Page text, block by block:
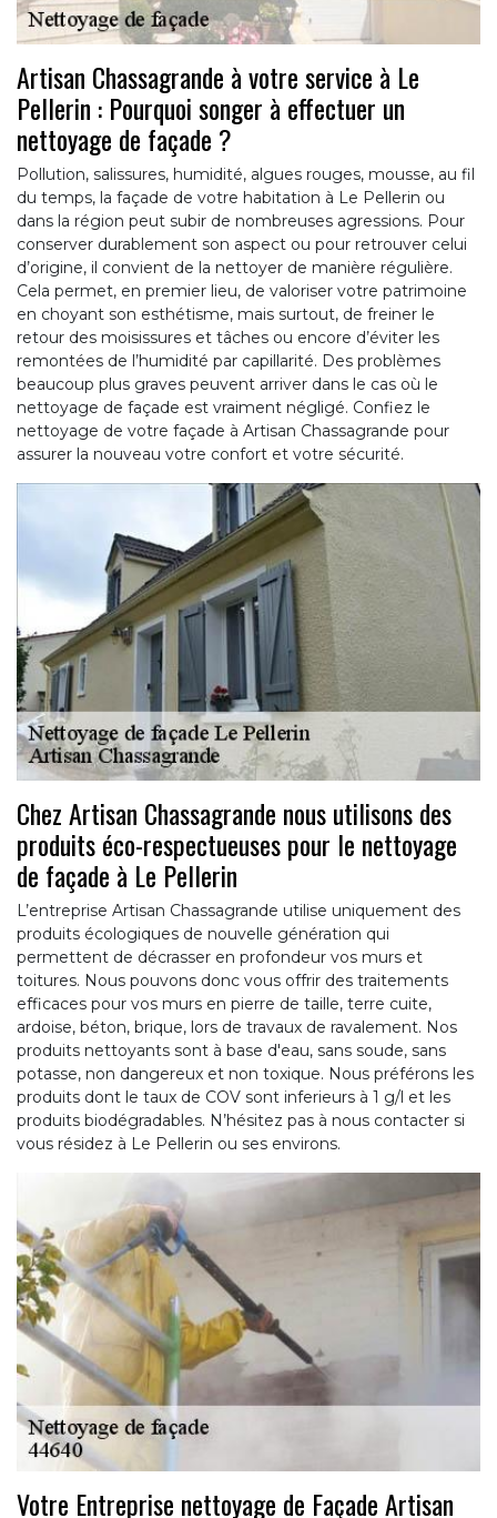
Artisan Chassagrande à votre service à Le
Pellerin : Pourquoi songer à effectuer un
nettoyage de façade ?
Pollution, salissures, humidité, algues rouges, mousse, au fil
du temps, la façade de votre habitation à Le Pellerin ou
dans la région peut subir de nombreuses agressions. Pour
conserver durablement son aspect ou pour retrouver celui
d’origine, il convient de la nettoyer de manière régulière.
Cela permet, en premier lieu, de valoriser votre patrimoine
en choyant son esthétisme, mais surtout, de freiner le
retour des moisissures et tâches ou encore d’éviter les
remontées de l’humidité par capillarité. Des problèmes
beaucoup plus graves peuvent arriver dans le cas où le
nettoyage de façade est vraiment négligé. Confiez le
nettoyage de votre façade à Artisan Chassagrande pour
assurer la nouveau votre confort et votre sécurité.
Chez Artisan Chassagrande nous utilisons des
produits éco-respectueuses pour le nettoyage
de façade à Le Pellerin
L’entreprise Artisan Chassagrande utilise uniquement des
produits écologiques de nouvelle génération qui
permettent de décrasser en profondeur vos murs et
toitures. Nous pouvons donc vous offrir des traitements
efficaces pour vos murs en pierre de taille, terre cuite,
ardoise, béton, brique, lors de travaux de ravalement. Nos
produits nettoyants sont à base d'eau, sans soude, sans
potasse, non dangereux et non toxique. Nous préférons les
produits dont le taux de COV sont inferieurs à 1 g/l et les
produits biodégradables. N’hésitez pas à nous contacter si
vous résidez à Le Pellerin ou ses environs.
Votre Entreprise nettoyage de Façade Artisan